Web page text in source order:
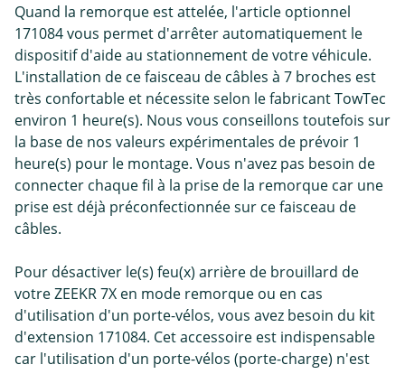
Quand la remorque est attelée, l'article optionnel
171084 vous permet d'arrêter automatiquement le
dispositif d'aide au stationnement de votre véhicule.
L'installation de ce faisceau de câbles à 7 broches est
très confortable et nécessite selon le fabricant TowTec
environ 1 heure(s). Nous vous conseillons toutefois sur
la base de nos valeurs expérimentales de prévoir 1
heure(s) pour le montage. Vous n'avez pas besoin de
connecter chaque fil à la prise de la remorque car une
prise est déjà préconfectionnée sur ce faisceau de
câbles.
Pour désactiver le(s) feu(x) arrière de brouillard de
votre ZEEKR 7X en mode remorque ou en cas
d'utilisation d'un porte-vélos, vous avez besoin du kit
d'extension 171084. Cet accessoire est indispensable
car l'utilisation d'un porte-vélos (porte-charge) n'est